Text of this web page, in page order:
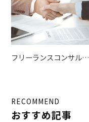
フリーランスコンサルタ
RECOMMEND
おすすめ記事